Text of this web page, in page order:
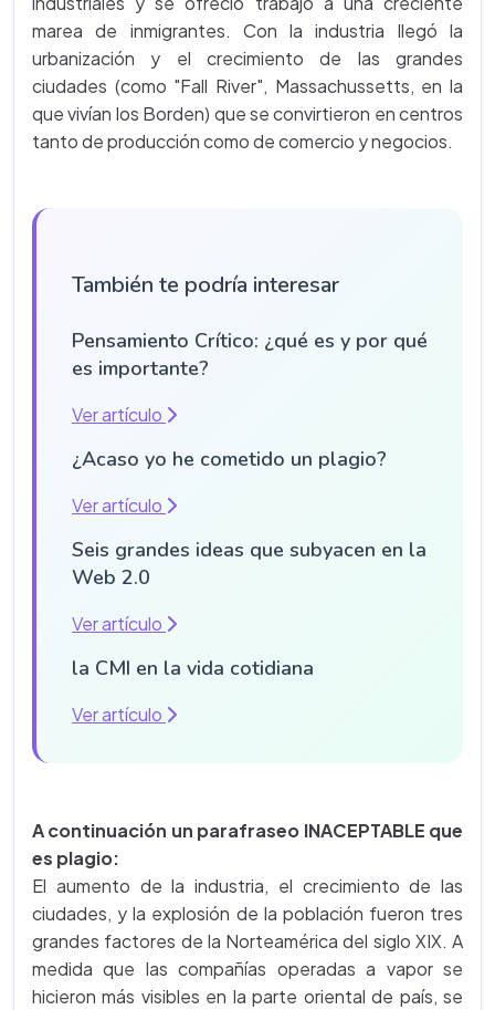
marea de inmigrantes. Con la industria llegó la
urbanización y el crecimiento de las grandes
ciudades (como "Fall River", Massachussetts, en la
que vivían los Borden) que se convirtieron en centros
tanto de producción como de comercio y negocios.
También te podría interesar
Pensamiento Crítico: ¿qué es y por qué
es importante?
Ver artículo
¿Acaso yo he cometido un plagio?
Ver artículo
Seis grandes ideas que subyacen en la
Web 2.0
Ver artículo
la CMI en la vida cotidiana
Ver artículo
A continuación un parafraseo INACEPTABLE que
es plagio:
El aumento de la industria, el crecimiento de las
ciudades, y la explosión de la población fueron tres
grandes factores de la Norteamérica del siglo XIX. A
medida que las compañías operadas a vapor se
hicieron más visibles en la parte oriental de país, se